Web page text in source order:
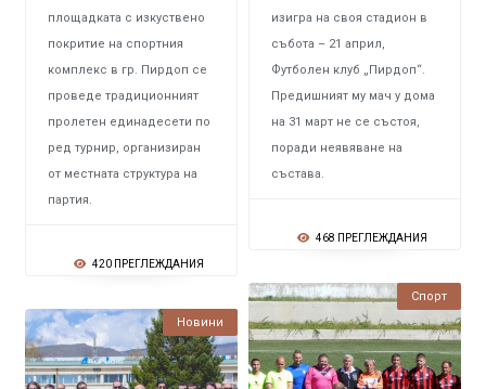
площадката с изкуствено
покритие на спортния
комплекс в гр. Пирдоп се
проведе традиционният
пролетен единадесети по
ред турнир, организиран
от местната структура на
партия.
420 ПРЕГЛЕЖДАНИЯ
изигра на своя стадион в
събота – 21 април,
Футболен клуб „Пирдоп“.
Предишният му мач у дома
на 31 март не се състоя,
поради неявяване на
състава.
468 ПРЕГЛЕЖДАНИЯ
Спорт
Новини